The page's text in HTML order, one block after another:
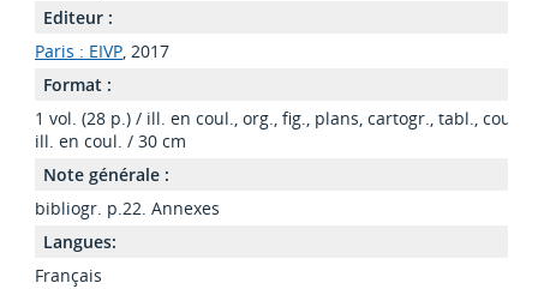
Editeur :
Paris : EIVP, 2017
Format :
1 vol. (28 p.) / ill. en coul., org., fig., plans, cartogr., tabl., couv.
ill. en coul. / 30 cm
Note générale :
bibliogr. p.22. Annexes
Langues:
Français